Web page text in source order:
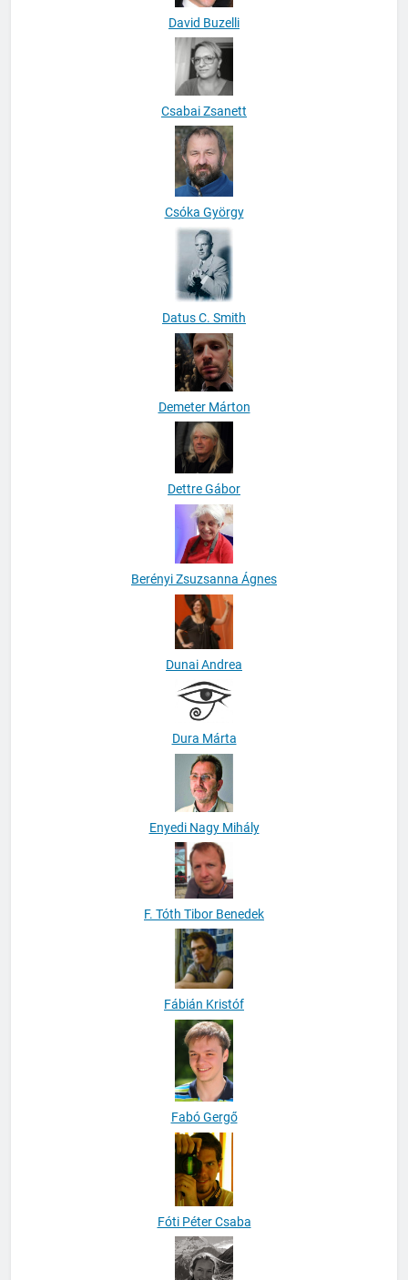
David Buzelli
Csabai Zsanett
Csóka György
Datus C. Smith
Demeter Márton
Dettre Gábor
Berényi Zsuzsanna Ágnes
Dunai Andrea
Dura Márta
Enyedi Nagy Mihály
F. Tóth Tibor Benedek
Fábián Kristóf
Fabó Gergő
Fóti Péter Csaba